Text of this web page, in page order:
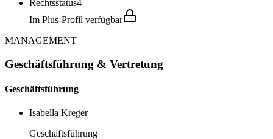
Rechtsstatus4
Im Plus-Profil verfügbar
MANAGEMENT
Geschäftsführung & Vertretung
Geschäftsführung
Isabella Kreger
Geschäftsführung